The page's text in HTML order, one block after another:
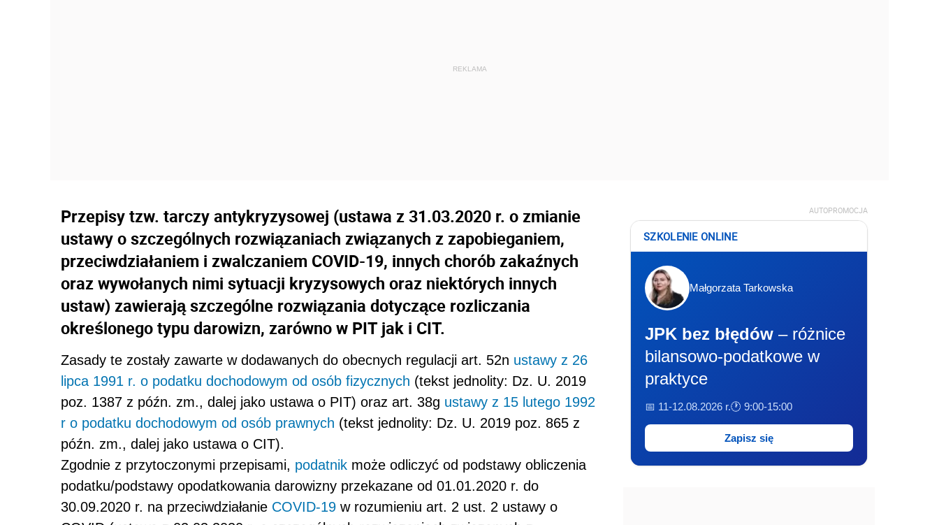
Przepisy tzw. tarczy antykryzysowej (ustawa z 31.03.2020 r. o zmianie
ustawy o szczególnych rozwiązaniach związanych z zapobieganiem,
przeciwdziałaniem i zwalczaniem COVID-19, innych chorób zakaźnych
oraz wywołanych nimi sytuacji kryzysowych oraz niektórych innych
ustaw) zawierają szczególne rozwiązania dotyczące rozliczania
określonego typu darowizn, zarówno w PIT jak i CIT.
Zasady te zostały zawarte w dodawanych do obecnych regulacji art. 52n ustawy z 26
lipca 1991 r. o podatku dochodowym od osób fizycznych (tekst jednolity: Dz. U. 2019
poz. 1387 z późn. zm., dalej jako ustawa o PIT) oraz art. 38g ustawy z 15 lutego 1992
r o podatku dochodowym od osób prawnych (tekst jednolity: Dz. U. 2019 poz. 865 z
późn. zm., dalej jako ustawa o CIT).
Zgodnie z przytoczonymi przepisami, podatnik może odliczyć od podstawy obliczenia
podatku/podstawy opodatkowania darowizny przekazane od 01.01.2020 r. do
30.09.2020 r. na przeciwdziałanie COVID-19 w rozumieniu art. 2 ust. 2 ustawy o
AUTOPROMOCJA
SZKOLENIE ONLINE
Małgorzata Tarkowska
JPK bez błędów – różnice
bilansowo-podatkowe w
praktyce
📅 11-12.08.2026 r.🕐 9:00-15:00
Zapisz się